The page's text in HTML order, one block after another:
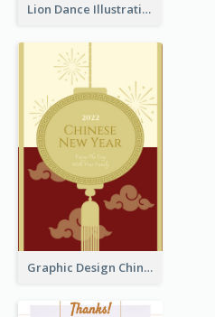
Lion Dance Illustration Photo Greeting Card
Graphic Design Chinese New Year Greeting Card With Decorations